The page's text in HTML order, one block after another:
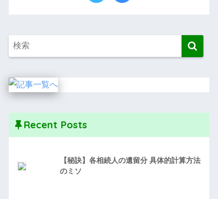
Recent Posts
【秘訣】各相続人の遺留分 具体的計算方法
のミソ